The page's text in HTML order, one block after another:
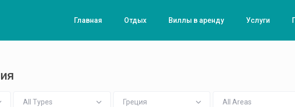
Главная Отдых Виллы в аренду Услуги
All Types Греция All Areas